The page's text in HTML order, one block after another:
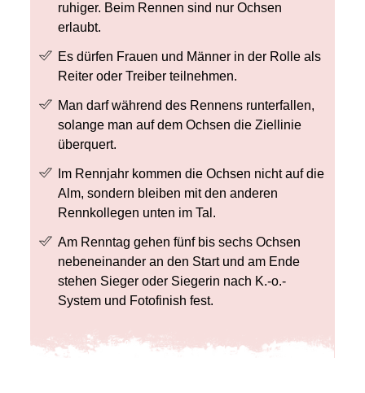
ruhiger. Beim Rennen sind nur Ochsen
erlaubt.
Es dürfen Frauen und Männer in der Rolle als
Reiter oder Treiber teilnehmen.
Man darf während des Rennens runterfallen,
solange man auf dem Ochsen die Ziellinie
überquert.
Im Rennjahr kommen die Ochsen nicht auf die
Alm, sondern bleiben mit den anderen
Rennkollegen unten im Tal.
Am Renntag gehen fünf bis sechs Ochsen
nebeneinander an den Start und am Ende
stehen Sieger oder Siegerin nach K.-o.-
System und Fotofinish fest.